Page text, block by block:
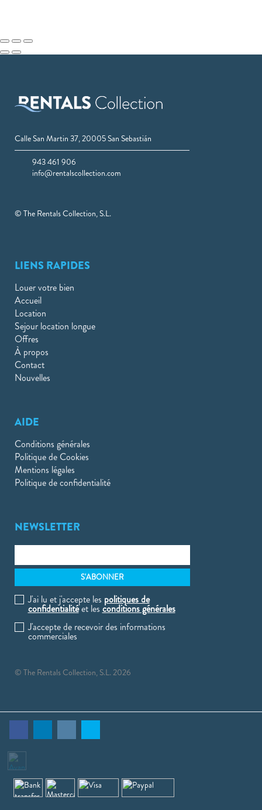
Calle San Martin 37, 20005 San Sebastián
943 461 906
info@rentalscollection.com
© The Rentals Collection, S.L.
LIENS RAPIDES
Louer votre bien
Accueil
Location
Sejour location longue
Offres
À propos
Contact
Nouvelles
AIDE
Conditions générales
Politique de Cookies
Mentions légales
Politique de confidentialité
NEWSLETTER
J'ai lu et j'accepte les politiques de
confidentialitéet les conditions générales
J'accepte de recevoir des informations
commerciales
© The Rentals Collection, S.L. 2026